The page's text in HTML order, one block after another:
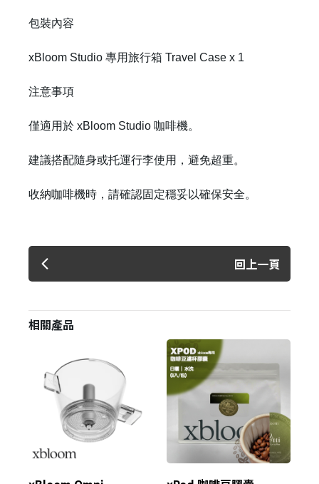
包裝內容
xBloom Studio 專用旅行箱 Travel Case x 1
注意事項
僅適用於 xBloom Studio 咖啡機。
建議搭配隨身或托運行李使用，避免超重。
收納咖啡機時，請確認固定穩妥以確保安全。
回上一頁
相關產品